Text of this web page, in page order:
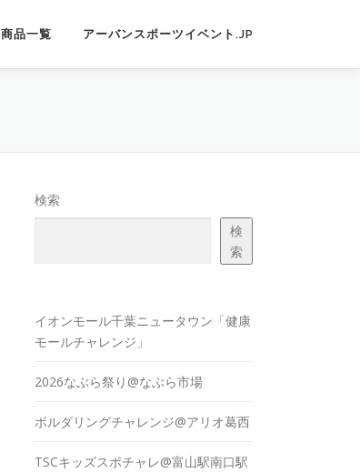
商品一覧 アーバンスポーツイベント.JP
検索
検
索
イオンモール千葉ニュータウン「健康
モールチャレンジ」
2026なぶら祭り@なぶら市場
ボルダリングチャレンジ@アリオ葛西
TSCキッズスポチャレ@富山駅南口駅